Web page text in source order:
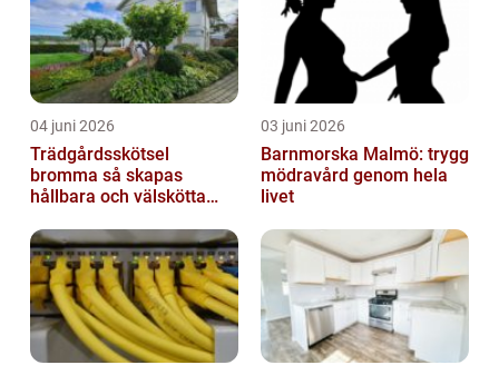
04 juni 2026
Trädgårdsskötsel
bromma så skapas
hållbara och välskötta
03 juni 2026
Barnmorska Malmö: trygg
mödravård genom hela
livet